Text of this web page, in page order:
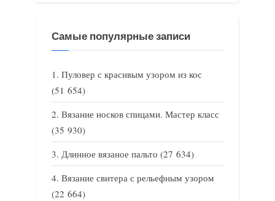
Самые популярные записи
Пуловер с красивым узором из кос
(51 654)
Вязание носков спицами. Мастер класс
(35 930)
Длинное вязаное пальто (27 634)
Вязание свитера с рельефным узором
(22 664)